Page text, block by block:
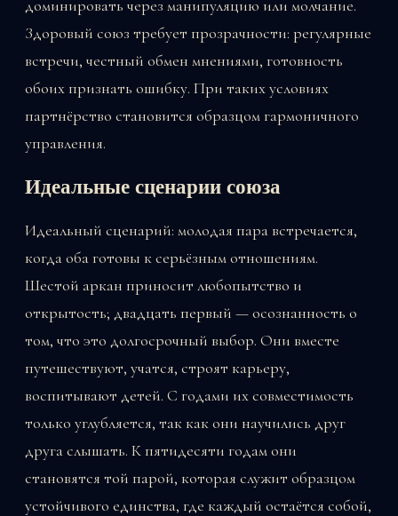
доминировать через манипуляцию или молчание.
Здоровый союз требует прозрачности: регулярные
встречи, честный обмен мнениями, готовность
обоих признать ошибку. При таких условиях
партнёрство становится образцом гармоничного
управления.
Идеальные сценарии союза
Идеальный сценарий: молодая пара встречается,
когда оба готовы к серьёзным отношениям.
Шестой аркан приносит любопытство и
открытость; двадцать первый — осознанность о
том, что это долгосрочный выбор. Они вместе
путешествуют, учатся, строят карьеру,
воспитывают детей. С годами их совместимость
только углубляется, так как они научились друг
друга слышать. К пятидесяти годам они
становятся той парой, которая служит образцом
устойчивого единства, где каждый остаётся собой,